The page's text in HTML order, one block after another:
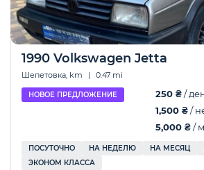
1990 Volkswagen Jetta
Шепетовка, km | 0.47 mi
НОВОЕ ПРЕДЛОЖЕНИЕ 250 ₴/
1,500 ₴/
5,000 ₴/
ПОСУТОЧНО НА НЕДЕЛЮ НА МЕСЯЦ
ЭКОНОМ КЛАССА